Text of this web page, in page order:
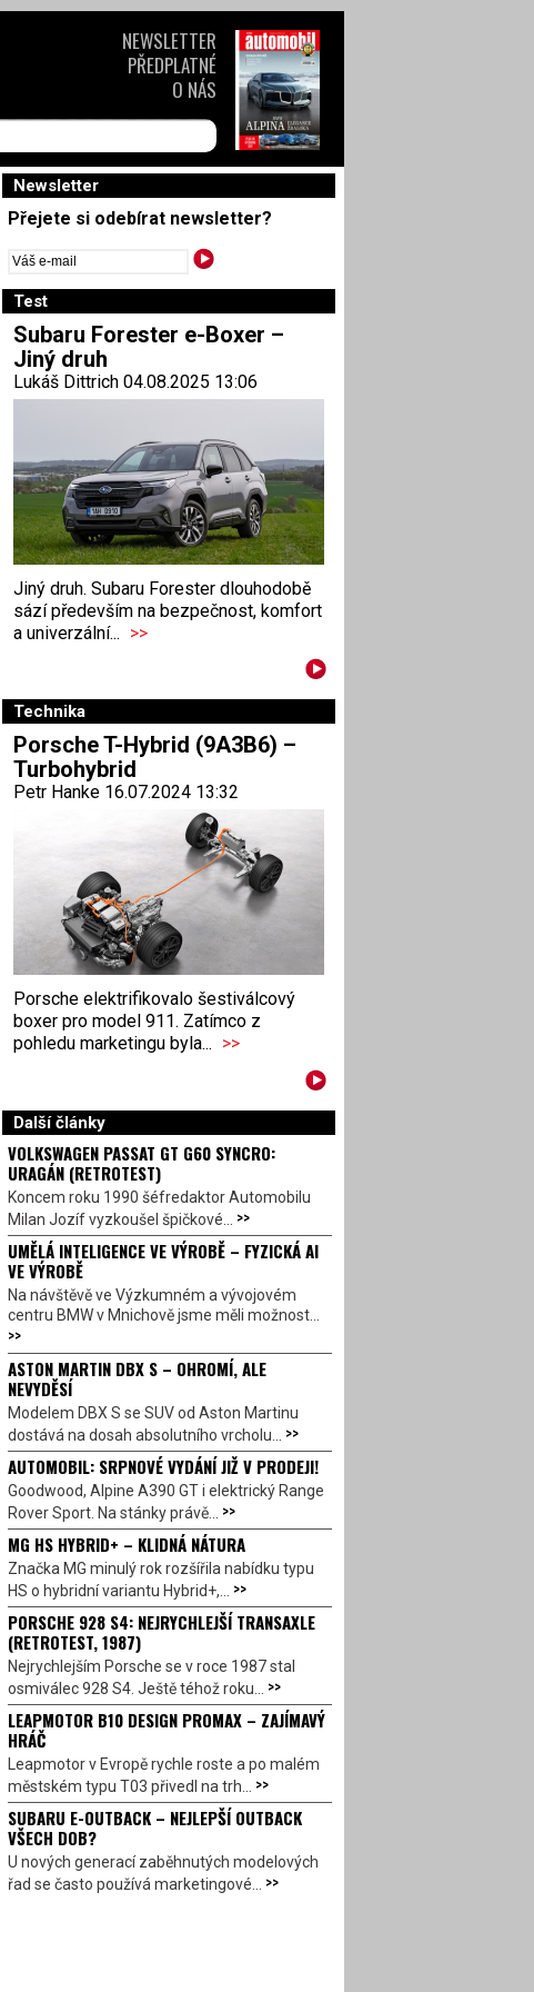
Newsletter
Přejete si odebírat newsletter?
Test
Subaru Forester e-Boxer –
Jiný druh
Lukáš Dittrich 04.08.2025 13:06
Jiný druh. Subaru Forester dlouhodobě
sází především na bezpečnost, komfort
a univerzální... >>
Technika
Porsche T-Hybrid (9A3B6) –
Turbohybrid
Petr Hanke 16.07.2024 13:32
Porsche elektrifikovalo šestiválcový
boxer pro model 911. Zatímco z
pohledu marketingu byla... >>
Další články
VOLKSWAGEN PASSAT GT G60 SYNCRO:
URAGÁN (RETROTEST)
Koncem roku 1990 šéfredaktor Automobilu
Milan Jozíf vyzkoušel špičkové... >>
UMĚLÁ INTELIGENCE VE VÝROBĚ – FYZICKÁ AI
VE VÝROBĚ
Na návštěvě ve Výzkumném a vývojovém
centru BMW v Mnichově jsme měli možnost...
>>
ASTON MARTIN DBX S – OHROMÍ, ALE
NEVYDĚSÍ
Modelem DBX S se SUV od Aston Martinu
dostává na dosah absolutního vrcholu... >>
AUTOMOBIL: SRPNOVÉ VYDÁNÍ JIŽ V PRODEJI!
Goodwood, Alpine A390 GT i elektrický Range
Rover Sport. Na stánky právě... >>
MG HS HYBRID+ – KLIDNÁ NÁTURA
Značka MG minulý rok rozšířila nabídku typu
HS o hybridní variantu Hybrid+,... >>
PORSCHE 928 S4: NEJRYCHLEJŠÍ TRANSAXLE
(RETROTEST, 1987)
Nejrychlejším Porsche se v roce 1987 stal
osmiválec 928 S4. Ještě téhož roku... >>
LEAPMOTOR B10 DESIGN PROMAX – ZAJÍMAVÝ
HRÁČ
Leapmotor v Evropě rychle roste a po malém
městském typu T03 přivedl na trh... >>
SUBARU E-OUTBACK – NEJLEPŠÍ OUTBACK
VŠECH DOB?
U nových generací zaběhnutých modelových
řad se často používá marketingové... >>
NEWSLETTER
PŘEDPLATNÉ
O NÁS